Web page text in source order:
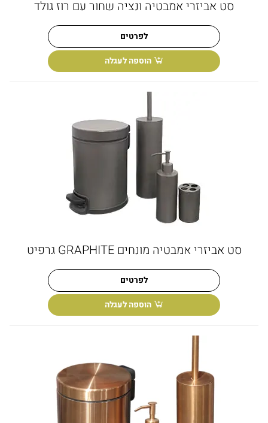
סט אביזרי אמבטיה ונציה שחור עם רוז גולד
לפרטים
הוספה לעגלה
סט אביזרי אמבטיה מונחים GRAPHITE גרפיט
לפרטים
הוספה לעגלה